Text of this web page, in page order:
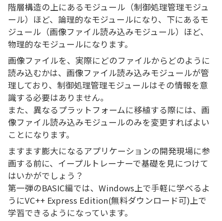
階層構造の上にあるモジュール（制御処理管理モジュ
ール）ほど、論理的なモジュールになり、下にあるモ
ジュール（画像ファイル読み込みモジュール）ほど、
物理的なモジュールになります。
画像ファイルを、実際にどのファイルからどのように
読み込むかは、画像ファイル読み込みモジュールが管
理しており、制御処理管理モジュールはその情報を意
識する必要はありません。
また、異なるプラットフォームに移植する際には、画
像ファイル読み込みモジュールのみを変更すればよい
ことになります。
ますます膨大になるアプリケーションの開発現場に参
画する前に、イープルトレーナーで基礎を見につけて
はいかがでしょう？
第一弾のBASIC編では、Windows上で手軽に学べるよ
うにVC++ Express Edition(無料ダウンロード可)上で
学習できるようになっています。